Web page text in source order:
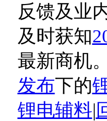
反馈及业
及时获知
最新商机
发布下的
锂电辅料|